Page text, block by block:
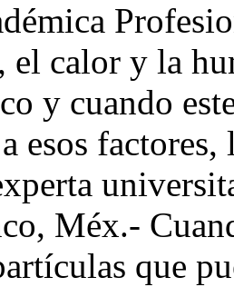
calor y la
y cuando
esos
Méx.-
que